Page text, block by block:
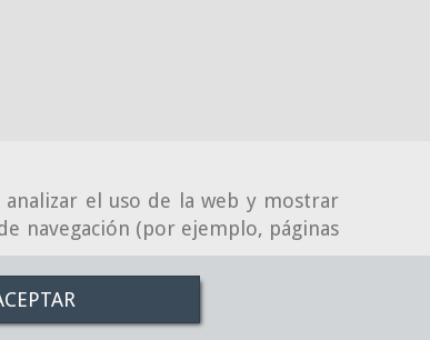
el uso de la web y mostrar
navegación (por ejemplo, páginas